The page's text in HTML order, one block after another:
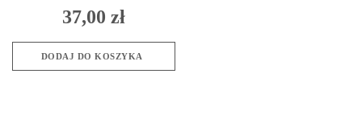
37,00 zł
DODAJ DO KOSZYKA